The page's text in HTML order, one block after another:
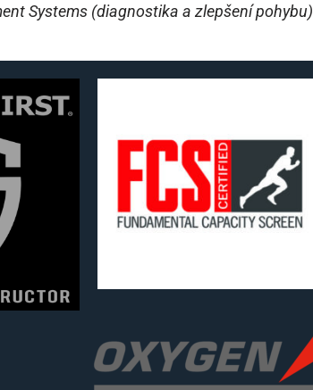
Systems (diagnostika a zlepšení pohybu)